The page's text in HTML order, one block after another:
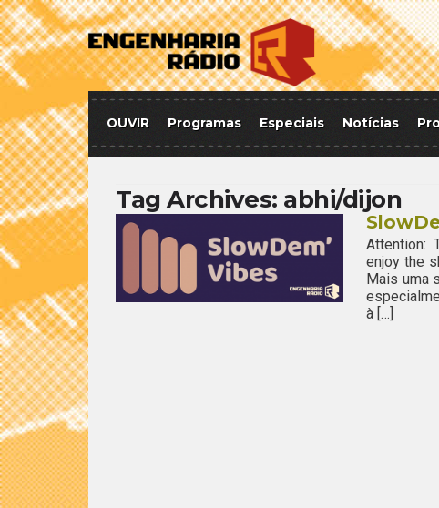
OUVIR Programas Especiais Notícias
Tag Archives: abhi/dijon
Attention:
enjoy the
Mais uma
à […]